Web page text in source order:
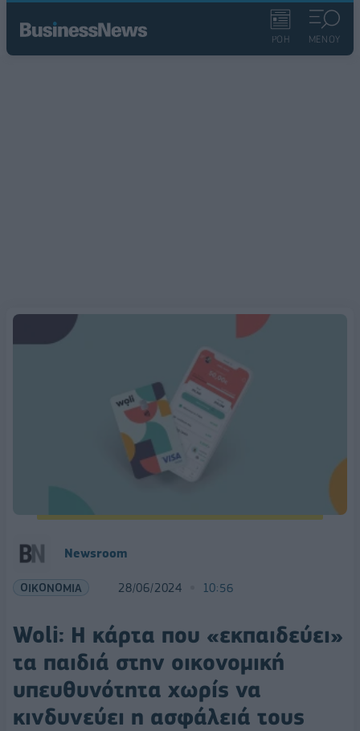
ΡΟΗ ΜΕΝΟΥ
Newsroom
ΟΙΚΟΝΟΜΙΑ 28/06/2024 10:56
Woli: Η κάρτα που «εκπαιδεύει»
τα παιδιά στην οικονομική
υπευθυνότητα χωρίς να
κινδυνεύει η ασφάλειά τους